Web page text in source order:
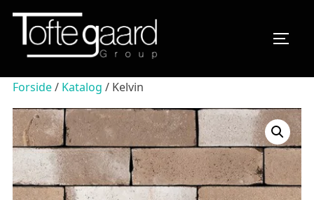
Videre
indhold
Forside/ Katalog / Kelvin